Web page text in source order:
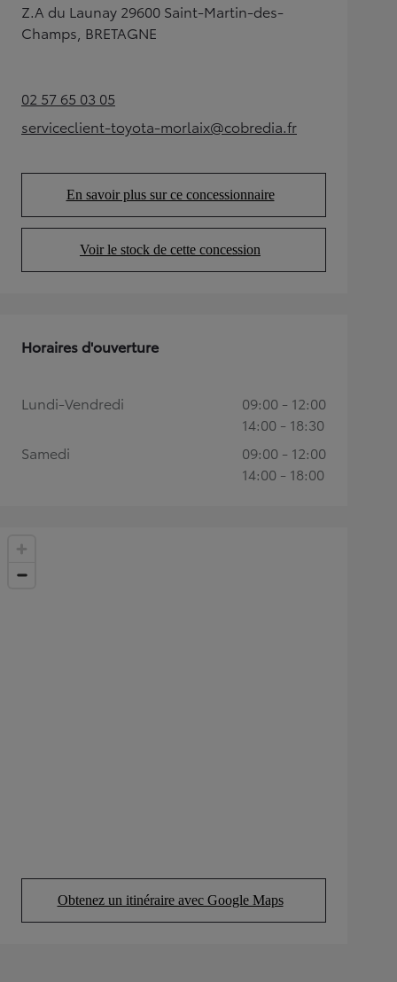
Z.A du Launay 29600 Saint-Martin-des-
Champs, BRETAGNE
02 57 65 03 05(Opens in new tab)
serviceclient-toyota-morlaix@cobredia.fr
(Opens in new tab)
En savoir plus sur ce concessionnaire
(Opens in new tab)
Voir le stock de cette concession
(Opens in new tab)
Obtenez un itinéraire avec Google Maps
(Opens in new tab)
Horaires d'ouverture
Lundi-Vendredi
09:00 - 12:00
14:00 - 18:30
Samedi
09:00 - 12:00
14:00 - 18:00